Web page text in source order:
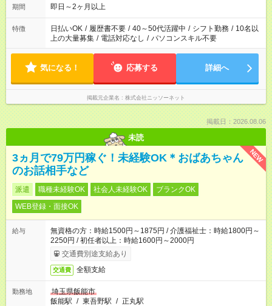
期間 即日～2ヶ月以上
特徴 日払いOK / 履歴書不要 / 40～50代活躍中 / シフト勤務 / 10名以
上の大量募集 / 電話対応なし / パソコンスキル不要
気になる！ 応募する 詳細へ
掲載元企業名 株式会社ニッソーネット
掲載日：2026.08.06
未読
NEW
3ヵ月で79万円稼ぐ！未経験OK＊おばあちゃん
のお話相手など
派遣 職種未経験OK 社会人未経験OK
ブランクOK
WEB登録・面接OK
給与
無資格の方：時給1500円～1875円 / 介護福祉士：時給1800円～
2250円 / 初任者以上：時給1600円～2000円
交通費別途支給あり
交通費 全額支給
勤務地
埼玉県飯能市
飯能駅 / 東吾野駅 / 正丸駅